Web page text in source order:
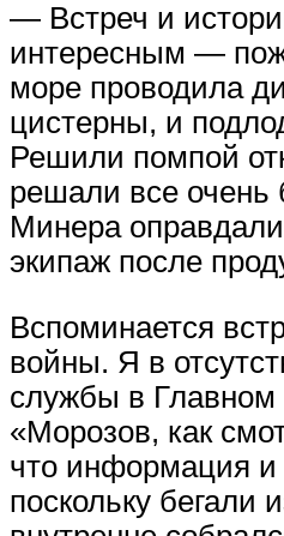
— Встреч и
интересным —
море проводила
цистерны, и
Решили помпой
решали все очень
Минера
экипаж после
Вспоминается
войны. Я в
службы в Главном
«Морозов, как
что информация и
поскольку бегали